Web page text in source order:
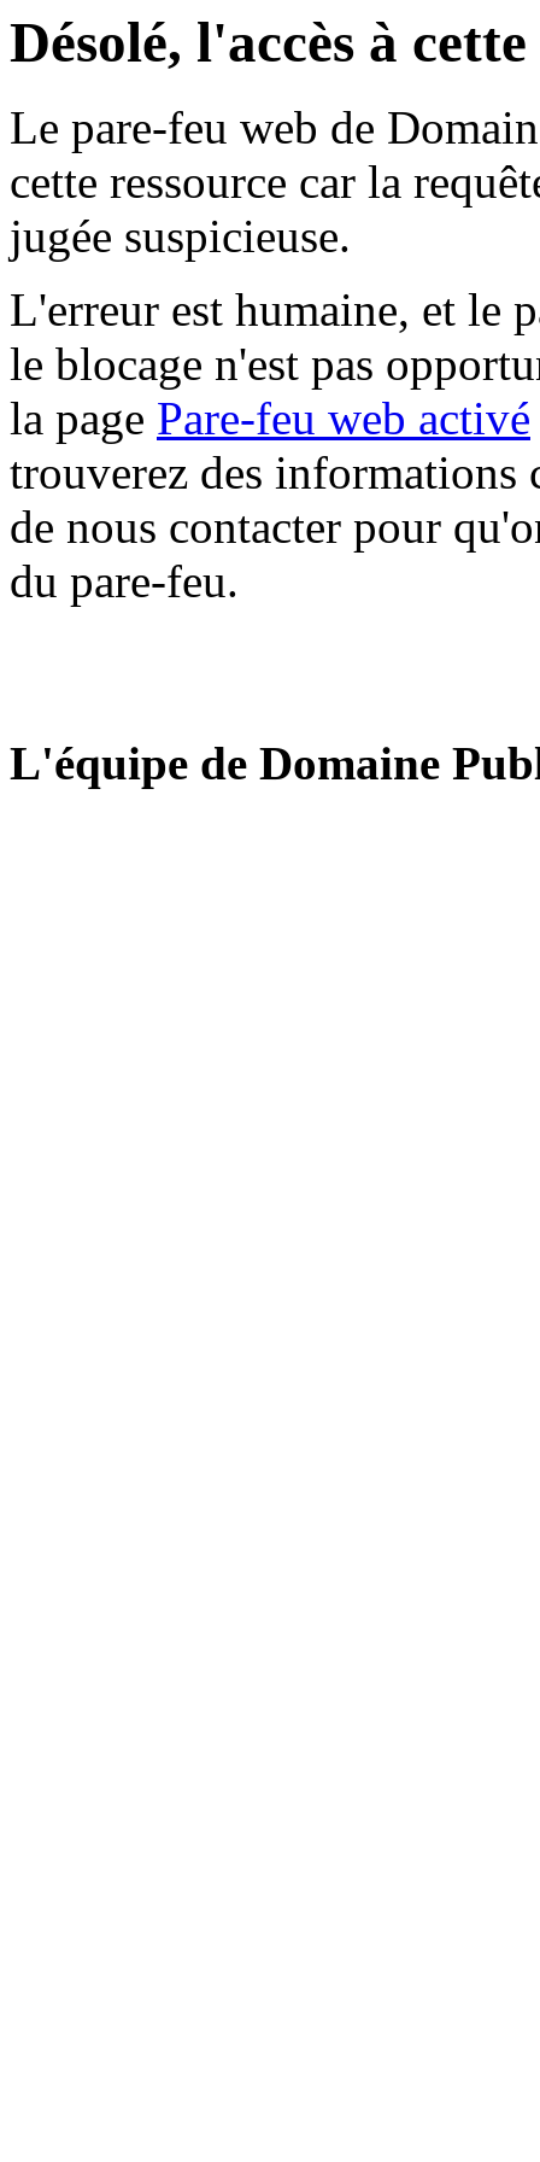
Désolé, l'accès à
Le pare-feu web de
cette ressource car la
jugée suspicieuse.
L'erreur est humaine, et le
le blocage n'est pas
la page Pare-feu web activé
trouverez des informations
de nous contacter pour
du pare-feu.
L'équipe de Domaine